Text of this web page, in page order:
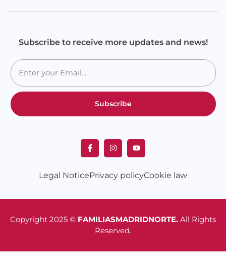
Subscribe to receive more updates and news!
Subscribe
Legal NoticePrivacy policyCookie law
Copyright 2025 © FAMILIASMADRIDNORTE. All Rights
Reserved.